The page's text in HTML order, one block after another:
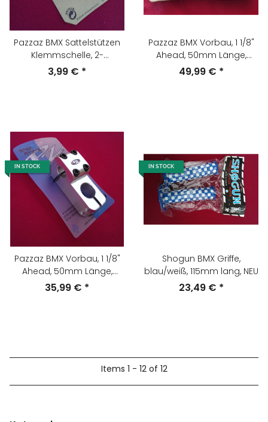
Pazzaz BMX Sattelstützen
Klemmschelle, 2-
Schrauben, 28,6mm, silber,
3,99 € *
Pazzaz BMX Vorbau, 1 1/8"
Ahead, 50mm Länge,
22,2mm Lenkerklemmung,
49,99 € *
IN STOCK
Pazzaz BMX Vorbau, 1 1/8"
Ahead, 50mm Länge,
22,2mm Lenkerklemmung,
35,99 € *
IN STOCK
Shogun BMX Griffe,
blau/weiß, 115mm lang, NEU
23,49 € *
Items 1 - 12 of 12